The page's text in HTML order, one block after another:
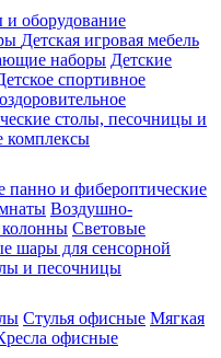
и оборудование
Детская игровая мебель
наборы Детские
спортивное
столы, песочницы и
комплексы
панно и фибероптические
Воздушно-
колонны Световые
шары для сенсорной
и песочницы
Стулья офисные Мягкая
офисные